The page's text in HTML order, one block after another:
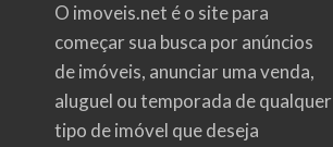
O imoveis.net é o site para
começar sua busca poranúncios
de imóveis, anunciar uma venda,
aluguel ou temporada de qualquer
tipo de imóvel que deseja